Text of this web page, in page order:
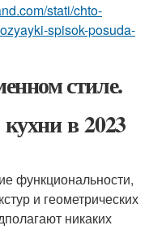
stati/chto-
spisok-posuda-
стиле.
в 2023
функциональности,
и геометрических
никаких